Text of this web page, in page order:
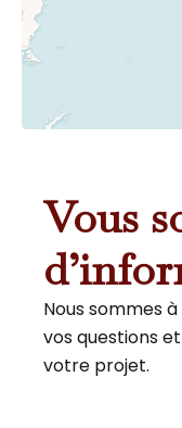
Vous
Nous sommes
vos questions
votre projet.